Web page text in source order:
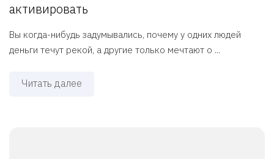
активировать
Вы когда-нибудь задумывались, почему у одних людей
деньги течут рекой, а другие только мечтают о ...
Читать далее